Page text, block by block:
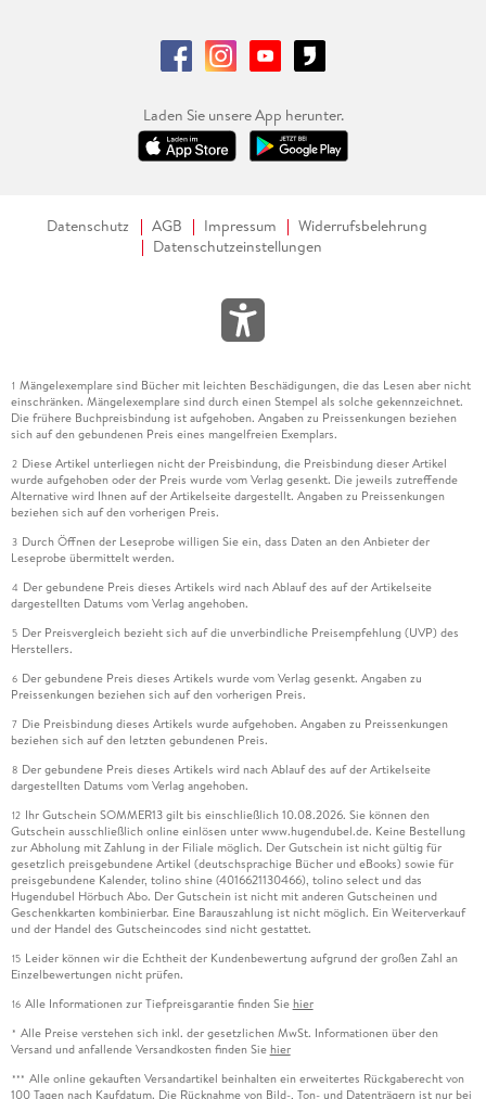
Laden Sie unsere App herunter.
Datenschutz AGB Impressum
Widerrufsbelehrung
Datenschutzeinstellungen
1 Mängelexemplare sind Bücher mit leichten Beschädigungen, die das Lesen aber nicht
einschränken. Mängelexemplare sind durch einen Stempel als solche gekennzeichnet.
Die frühere Buchpreisbindung ist aufgehoben. Angaben zu Preissenkungen beziehen
sich auf den gebundenen Preis eines mangelfreien Exemplars.
2 Diese Artikel unterliegen nicht der Preisbindung, die Preisbindung dieser Artikel
wurde aufgehoben oder der Preis wurde vom Verlag gesenkt. Die jeweils zutreffende
Alternative wird Ihnen auf der Artikelseite dargestellt. Angaben zu Preissenkungen
beziehen sich auf den vorherigen Preis.
3 Durch Öffnen der Leseprobe willigen Sie ein, dass Daten an den Anbieter der
Leseprobe übermittelt werden.
4 Der gebundene Preis dieses Artikels wird nach Ablauf des auf der Artikelseite
dargestellten Datums vom Verlag angehoben.
5 Der Preisvergleich bezieht sich auf die unverbindliche Preisempfehlung (UVP) des
Herstellers.
6 Der gebundene Preis dieses Artikels wurde vom Verlag gesenkt. Angaben zu
Preissenkungen beziehen sich auf den vorherigen Preis.
7 Die Preisbindung dieses Artikels wurde aufgehoben. Angaben zu Preissenkungen
beziehen sich auf den letzten gebundenen Preis.
8 Der gebundene Preis dieses Artikels wird nach Ablauf des auf der Artikelseite
dargestellten Datums vom Verlag angehoben.
12 Ihr Gutschein SOMMER13 gilt bis einschließlich 10.08.2026. Sie können den
Gutschein ausschließlich online einlösen unter www.hugendubel.de. Keine Bestellung
zur Abholung mit Zahlung in der Filiale möglich. Der Gutschein ist nicht gültig für
gesetzlich preisgebundene Artikel (deutschsprachige Bücher und eBooks) sowie für
preisgebundene Kalender, tolino shine (4016621130466), tolino select und das
Hugendubel Hörbuch Abo. Der Gutschein ist nicht mit anderen Gutscheinen und
Geschenkkarten kombinierbar. Eine Barauszahlung ist nicht möglich. Ein Weiterverkauf
und der Handel des Gutscheincodes sind nicht gestattet.
15 Leider können wir die Echtheit der Kundenbewertung aufgrund der großen Zahl an
Einzelbewertungen nicht prüfen.
16 Alle Informationen zur Tiefpreisgarantie finden Sie hier
* Alle Preise verstehen sich inkl. der gesetzlichen MwSt. Informationen über den
Versand und anfallende Versandkosten finden Sie hier
*** Alle online gekauften Versandartikel beinhalten ein erweitertes Rückgaberecht von
100 Tagen nach Kaufdatum. Die Rücknahme von Bild-, Ton- und Datenträgern ist nur bei